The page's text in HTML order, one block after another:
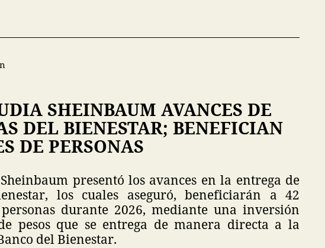
SHEINBAUM AVANCES DE
DEL BIENESTAR; BENEFICIAN
DE PERSONAS
presentó los avances en la entrega de
los cuales aseguró, beneficiarán a 42
durante 2026, mediante una inversión
pesos que se entrega de manera directa a la
del Bienestar.